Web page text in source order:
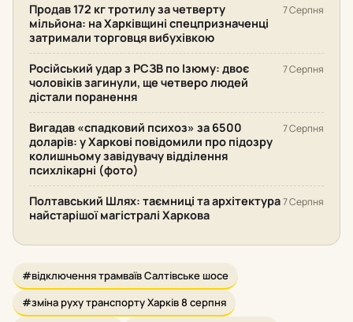
Продав 172 кг тротилу за четверту
мільйона: на Харківщині спецпризначенці
затримали торговця вибухівкою
7 Серпня
Російський удар з РСЗВ по Ізюму: двоє
чоловіків загинули, ще четверо людей
дістали поранення
7 Серпня
Вигадав «спадковий психоз» за 6500
доларів: у Харкові повідомили про підозру
колишньому завідувачу відділення
психлікарні (фото)
7 Серпня
Полтавський Шлях: таємниці та архітектура
найстарішої магістралі Харкова
7 Серпня
#відключення трамваїв Салтівське шосе
#зміна руху транспорту Харків 8 серпня